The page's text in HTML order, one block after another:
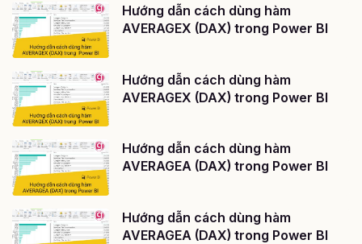
Hướng dẫn cách dùng hàm
AVERAGEX (DAX) trong Power BI
Hướng dẫn cách dùng hàm
AVERAGEX (DAX) trong Power BI
Hướng dẫn cách dùng hàm
AVERAGEA (DAX) trong Power BI
Hướng dẫn cách dùng hàm
AVERAGEA (DAX) trong Power BI